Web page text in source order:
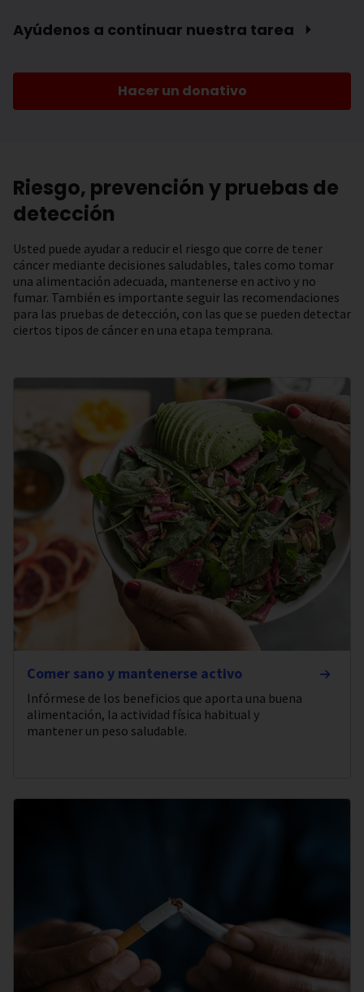
Ayúdenos a continuar nuestra tarea ⏵
Hacer un donativo
Riesgo, prevención y pruebas de
detección
Usted puede ayudar a reducir el riesgo que corre de tener
cáncer mediante decisiones saludables, tales como tomar
una alimentación adecuada, mantenerse en activo y no
fumar. También es importante seguir las recomendaciones
para las pruebas de detección, con las que se pueden detectar
ciertos tipos de cáncer en una etapa temprana.
Comer sano y mantenerse activo
Infórmese de los beneficios que aporta una buena
alimentación, la actividad física habitual y
mantener un peso saludable.